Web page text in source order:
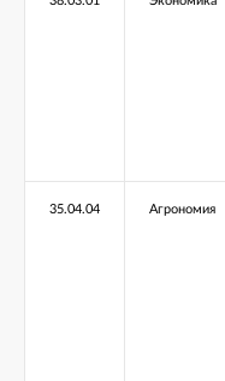
35.04.04 Агрономия